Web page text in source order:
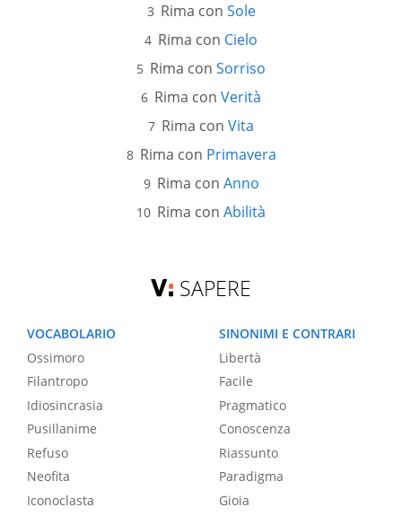
Rima con Sole
Rima con Cielo
Rima con Sorriso
Rima con Verità
Rima con Vita
Rima con Primavera
Rima con Anno
Rima con Abilità
SAPERE
VOCABOLARIO
Ossimoro
Filantropo
Idiosincrasia
Pusillanime
Refuso
Neofita
Iconoclasta
SINONIMI E CONTRARI
Libertà
Facile
Pragmatico
Conoscenza
Riassunto
Paradigma
Gioia